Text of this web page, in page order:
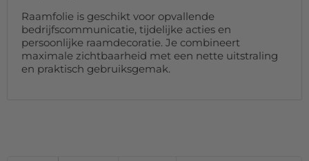
Raamfolie is geschikt voor opvallende
bedrijfscommunicatie, tijdelijke acties en
persoonlijke raamdecoratie. Je combineert
maximale zichtbaarheid met een nette uitstraling
en praktisch gebruiksgemak.